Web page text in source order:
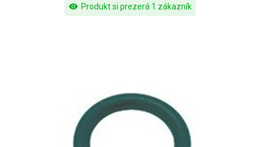
visibility Produkt si prezerá 1 zákazník